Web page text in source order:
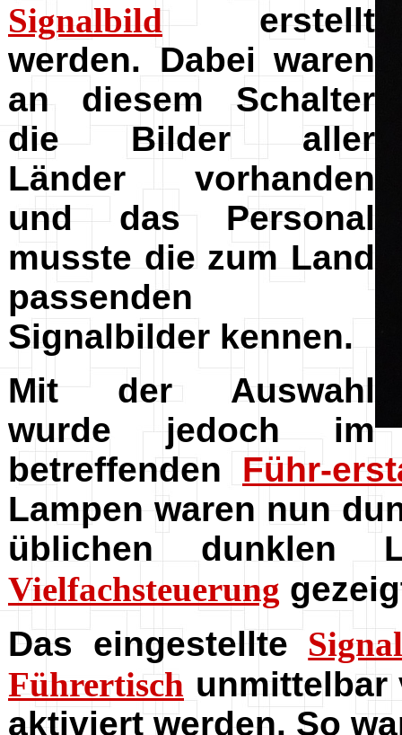
Signalbilderstellt
werden. Dabei waren
an diesem Schalter
die Bilder aller
Länder vorhanden
und das Personal
musste die zum Land
passenden
Signalbilder kennen.
Mit der Auswahl
wurde jedoch im
betreffenden Führ-
Lampen waren nun
üblichen dunklen
Vielfachsteuerung
Das eingestellte
Führertisch unmittelbar
aktiviert werden. So